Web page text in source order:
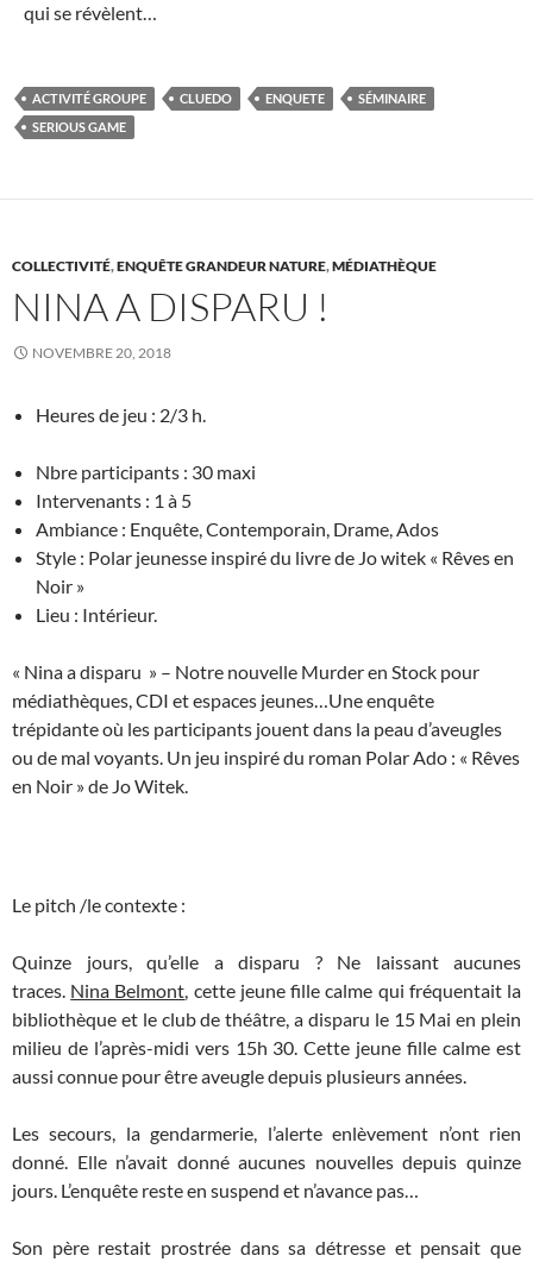
qui se révèlent…
ACTIVITÉ GROUPE CLUEDO ENQUETE
SÉMINAIRE
SERIOUS GAME
COLLECTIVITÉ,ENQUÊTE GRANDEUR NATURE,MÉDIATHÈQUE
NINA A DISPARU !
NOVEMBRE 20, 2018
Heures de jeu : 2/3 h.
Nbre participants : 30 maxi
Intervenants : 1 à 5
Ambiance : Enquête, Contemporain, Drame, Ados
Style : Polar jeunesse inspiré du livre de Jo witek « Rêves en
Noir »
Lieu : Intérieur.
« Nina a disparu » – Notre nouvelle Murder en Stock pour
médiathèques, CDI et espaces jeunes…Une enquête
trépidante où les participants jouent dans la peau d’aveugles
ou de mal voyants. Un jeu inspiré du roman Polar Ado : « Rêves
en Noir » de Jo Witek.
Le pitch /le contexte :
Quinze jours, qu’elle a disparu ? Ne laissant aucunes
traces. Nina Belmont , cette jeune fille calme qui fréquentait la
bibliothèque et le club de théâtre, a disparu le 15 Mai en plein
milieu de l’après-midi vers 15h 30. Cette jeune fille calme est
aussi connue pour être aveugle depuis plusieurs années.
Les secours, la gendarmerie, l’alerte enlèvement n’ont rien
donné. Elle n’avait donné aucunes nouvelles depuis quinze
jours. L’enquête reste en suspend et n’avance pas…
Son père restait prostrée dans sa détresse et pensait que